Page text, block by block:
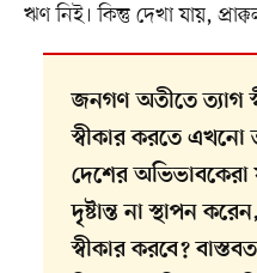
ঋণ নিই। কিন্তু দেখা যায়,
জনগণ অতীতে ত্যাগ
স্বীকার করতে এখনো
দেশের অভিভাবকেরা
দৃষ্টান্ত না স্থাপন
স্বীকার করবে?